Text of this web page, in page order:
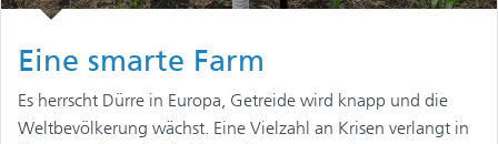
Eine smarte Farm
Es herrscht Dürre in Europa, Getreide wird knapp und die
Weltbevölkerung wächst. Eine Vielzahl an Krisen verlangt in